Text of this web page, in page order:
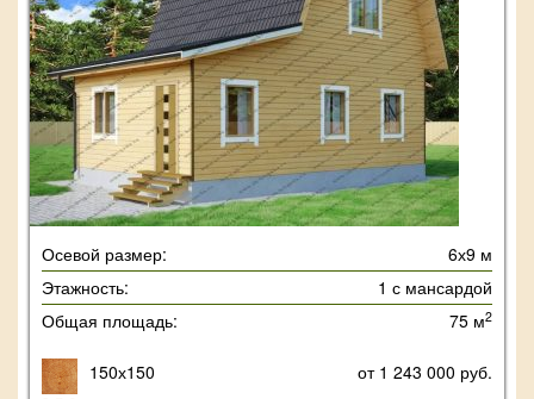
Осевой размер:
6х9 м
Этажность:
1 с мансардой
Общая площадь:
75 м2
150х150
от 1 243 000 руб.